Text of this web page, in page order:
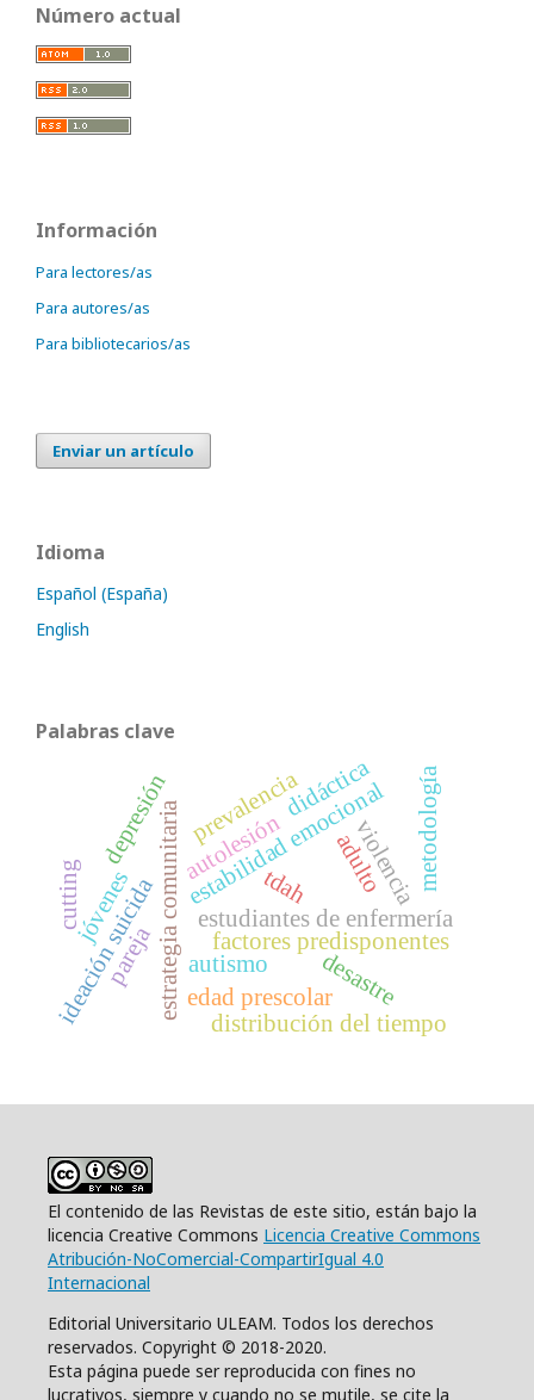
Número actual
Información
Para lectores/as
Para autores/as
Para bibliotecarios/as
Enviar un artículo
Idioma
Español (España)
English
Palabras clave
violencia
estudiantes de enfermería
estrategia comunitaria
ideación suicida factores predisponentes
jóvenes estabilidad emocional
autolesión
cutting tdah
depresión prevalencia
autismo
edad prescolar
distribución del tiempo
adulto metodología
pareja
didáctica
desastre
El contenido de las Revistas de este sitio, están bajo la
licencia Creative Commons Licencia Creative Commons
Atribución-NoComercial-CompartirIgual 4.0
Internacional
Editorial Universitario ULEAM. Todos los derechos
reservados. Copyright © 2018-2020.
Esta página puede ser reproducida con fines no
lucrativos, siempre y cuando no se mutile, se cite la